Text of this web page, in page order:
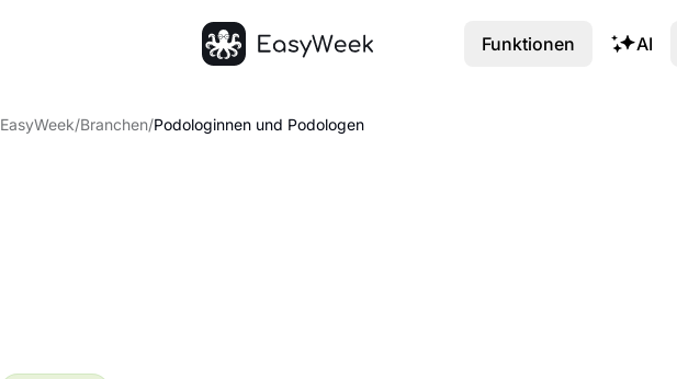
EasyWeek/Branchen/Podologinnen und Podologen
Funktionen AI